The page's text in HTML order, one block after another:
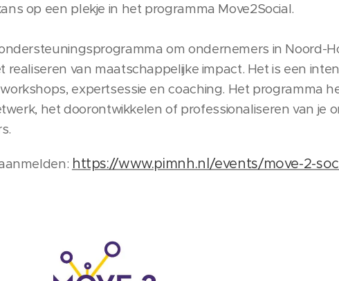
op een plekje in het programma Move2Social.
om ondernemers in Noord-
van maatschappelijke impact. Het is een
expertsessie en coaching. Het programma
het doorontwikkelen of professionaliseren van je
https://www.pimnh.nl/events/move-2-